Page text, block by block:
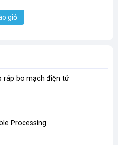
giỏ
ráp bo mạch điện tử
Processing